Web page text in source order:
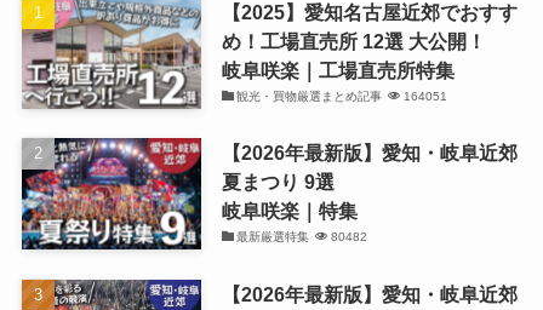
【2025】愛知名古屋近郊でおすす
め！工場直売所 12選 大公開！
岐阜咲楽｜工場直売所特集
観光・買物厳選まとめ記事 164051
【2026年最新版】愛知・岐阜近郊
夏まつり 9選
岐阜咲楽｜特集
最新厳選特集 80482
【2026年最新版】愛知・岐阜近郊